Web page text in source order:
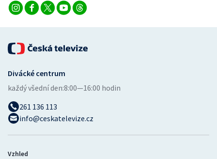
Divácké centrum
každý všední den:8:00—16:00 hodin
261 136 113
info@ceskatelevize.cz
Vzhled